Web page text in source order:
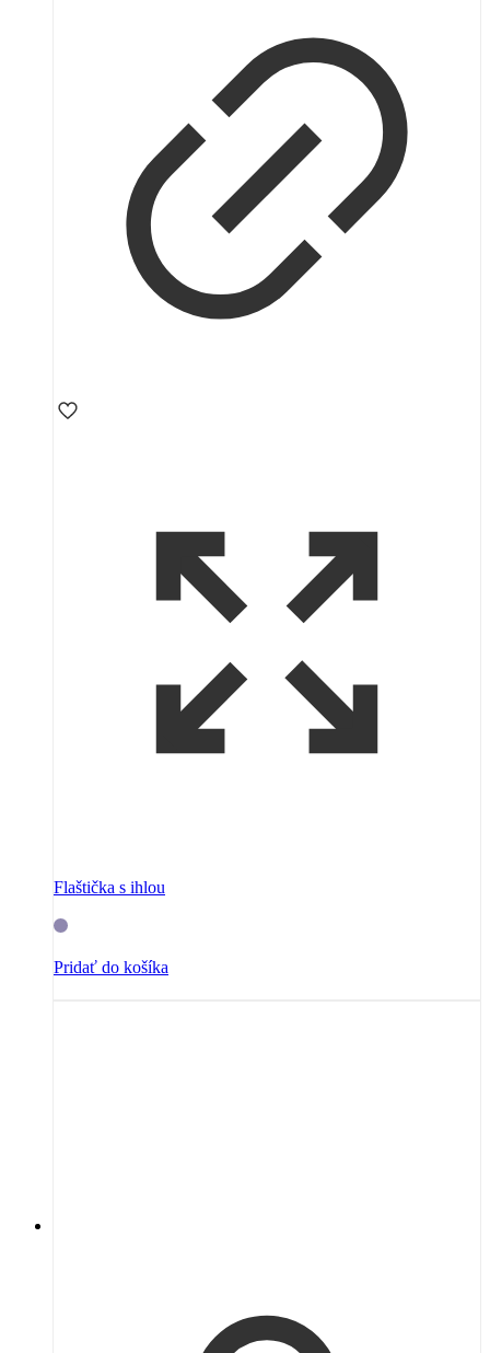
Flaštička s ihlou
Pridať do košíka